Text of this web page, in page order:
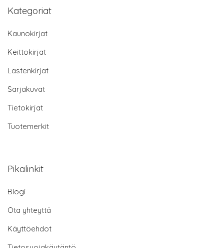
Kategoriat
Kaunokirjat
Keittokirjat
Lastenkirjat
Sarjakuvat
Tietokirjat
Tuotemerkit
Pikalinkit
Blogi
Ota yhteyttä
Käyttöehdot